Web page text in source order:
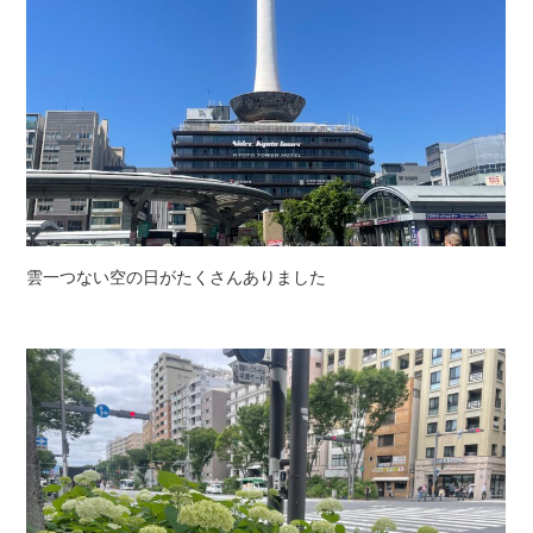
雲一つない空の日がたくさんありました